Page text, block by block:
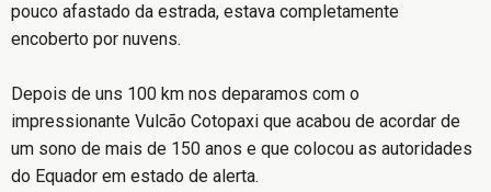
pouco afastado da estrada, estava completamente
encoberto por nuvens.
Depois de uns 100 km nos deparamos com o
impressionante Vulcão Cotopaxi que acabou de acordar de
um sono de mais de 150 anos e que colocou as autoridades
do Equador em estado de alerta.